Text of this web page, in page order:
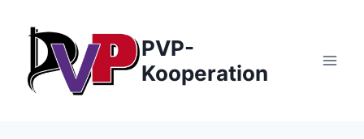
Inhalt
springen
PVP-
Kooperation